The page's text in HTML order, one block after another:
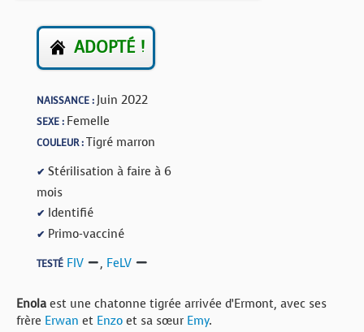
ADOPTÉ !
NAISSANCE : Juin 2022
SEXE : Femelle
COULEUR :Tigré marron
✔ Stérilisation à faire à 6
mois
✔ Identifié
✔ Primo-vacciné
TESTÉ FIV , FeLV
Enola est une chatonne tigrée arrivée d’Ermont, avec ses
frère Erwan et Enzo et sa sœur Emy.